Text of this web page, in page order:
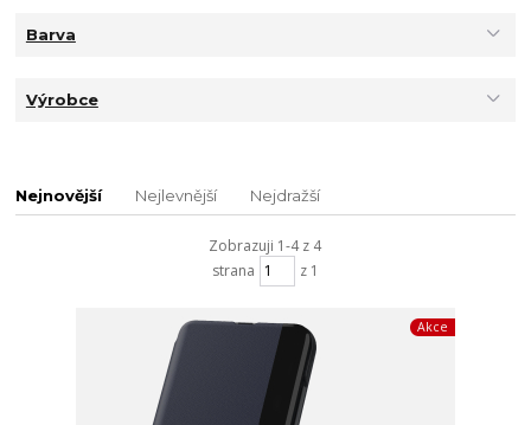
Barva
Výrobce
Nejnovější Nejlevnější Nejdražší
Zobrazuji 1-4 z 4
strana
z 1
Akce